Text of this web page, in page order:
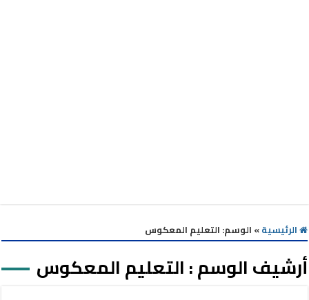
الرئيسية» الوسم: التعليم المعكوس
أرشيف الوسم :التعليم المعكوس